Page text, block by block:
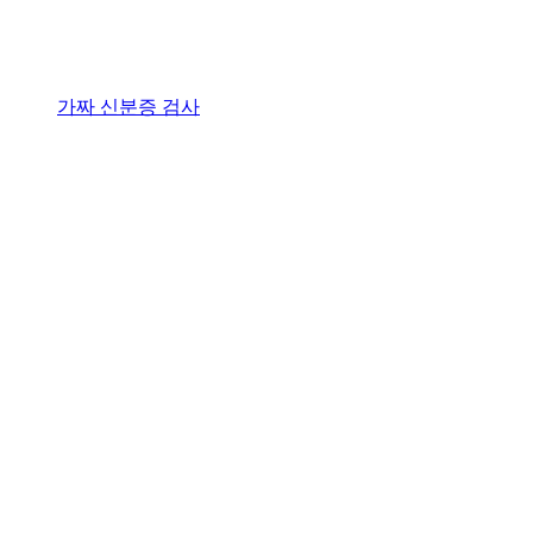
가짜 신분증 검사